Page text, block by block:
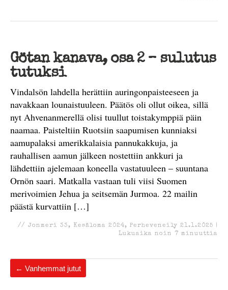
Götan kanava, osa 2 – sulutus
tutuksi
Vindalsön lahdella herättiin auringonpaisteeseen ja
navakkaan lounaistuuleen. Päätös oli ollut oikea, sillä
nyt Ahvenanmerellä olisi tuullut toistakymppiä päin
naamaa. Paisteltiin Ruotsiin saapumisen kunniaksi
aamupalaksi amerikkalaisia pannukakkuja, ja
rauhallisen aamun jälkeen nostettiin ankkuri ja
lähdettiin ajelemaan koneella vastatuuleen – suuntana
Ornön saari. Matkalla vastaan tuli viisi Suomen
merivoimien Jehua ja seitsemän Jurmoa. 22 mailin
päästä kurvattiin […]
// Jonmeri 33, Kesäloma 2024, Perheveneily 21.1.2025 |
Lukuaika noin 7 minuuttia
← Vanhemmat jutut